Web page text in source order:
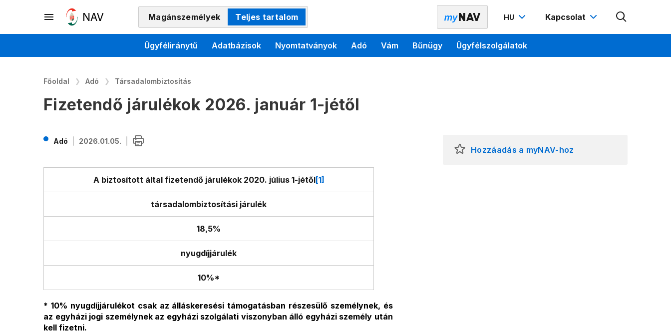
Magánszemélyek Teljes tartalom HU Kapcsolat
Ügyféliránytű Adatbázisok Nyomtatványok Adó Vám Bűnügy Ügyfélszolgálatok
Főoldal Adó Társadalombiztosítás
Fizetendő járulékok 2026. január 1-jétől
Adó 2026.01.05.
A biztosított által fizetendő járulékok 2020. július 1-jétől[1]
társadalombiztosítási járulék
18,5%
nyugdíjjárulék
10%*
* 10% nyugdíjjárulékot csak az álláskeresési támogatásban részesülő személynek, és
az egyházi jogi személynek az egyházi szolgálati viszonyban álló egyházi személy után
kell fizetni.
Hozzáadás a myNAV-hoz